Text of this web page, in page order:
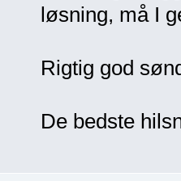
løsning, må I
Rigtig god
De bedste